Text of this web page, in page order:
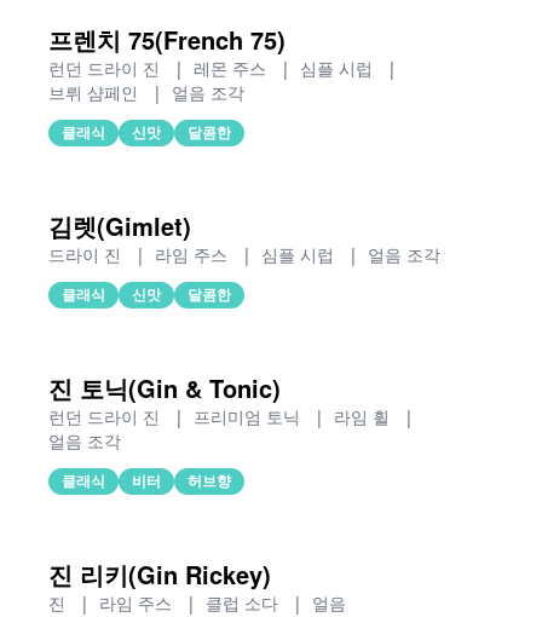
프렌치 75(French 75)
런던 드라이 진 | 레몬 주스 | 심플 시럽
|
브뤼 샴페인
| 얼음 조각
클래식 신맛 달콤한
김렛(Gimlet)
드라이 진 | 라임 주스 | 심플 시럽 | 얼음 조각
클래식 신맛 달콤한
진 토닉(Gin & Tonic)
런던 드라이 진 | 프리미엄 토닉 | 라임 휠
|
얼음 조각
클래식 비터 허브향
진 리키(Gin Rickey)
진 | 라임 주스 | 클럽 소다 | 얼음